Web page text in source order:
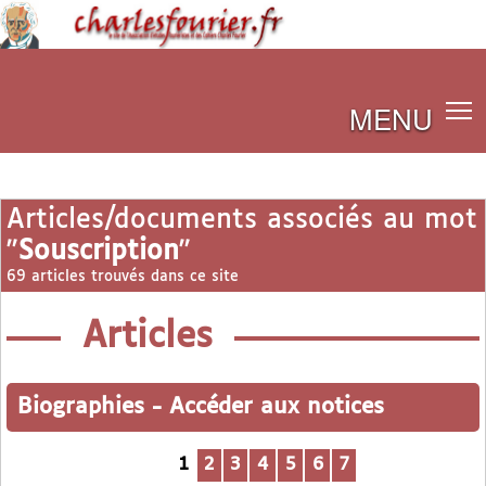
MENU
Articles/documents associés au mot
"Souscription"
69 articles trouvés dans ce site
Articles
Biographies - Accéder aux notices
1 2 3 4 5 6 7